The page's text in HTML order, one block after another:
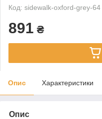
Код: sidewalk-oxford-grey-64
891 ₴
Опис Характеристики
Опис